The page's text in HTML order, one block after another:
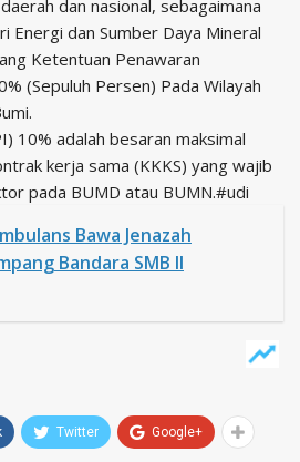
dan nasional, sebagaimana
Energi dan Sumber Daya Mineral
Ketentuan Penawaran
(Sepuluh Persen) Pada Wilayah
10% adalah besaran maksimal
kerja sama (KKKS) yang wajib
pada BUMD atau BUMN.#udi
Bawa Jenazah
Bandara SMB II
Twitter Google+